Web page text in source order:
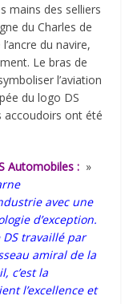
mains des selliers
du Charles de
du navire,
Le bras de
l’aviation
du logo DS
accoudoirs ont été
Automobiles : »
avec une
d’exception.
travaillé par
amiral de la
c’est la
l’excellence et